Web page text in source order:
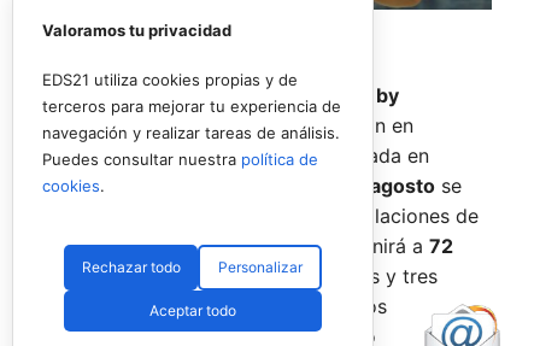
El Rafa Nadal Academy Padel Tour by
Playtomiccerrará su primera edición en
Estados Unidos con una última parada en
Nueva York
14 al 16 de agosto se
disputará el torneo final en las instalaciones de
Reserve Hudson Yards. La cita reunirá a 72
jugadores, repartidos en 36 parejas y tres
categorías, para decidir a los últimos
campeones del circuito en territorio
Valoramos tu privacidad
EDS21 utiliza cookies propias y de
terceros para mejorar tu experiencia de
navegación y realizar tareas de análisis.
Puedes consultar nuestra política de
cookies.
Rechazar todo Personalizar
Aceptar todo